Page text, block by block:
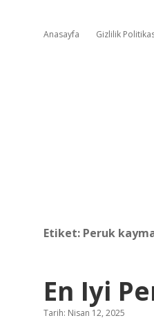
Anasayfa Gizlilik
Etiket: Peruk
En Iyi
Tarih: Nisan 12, 2025